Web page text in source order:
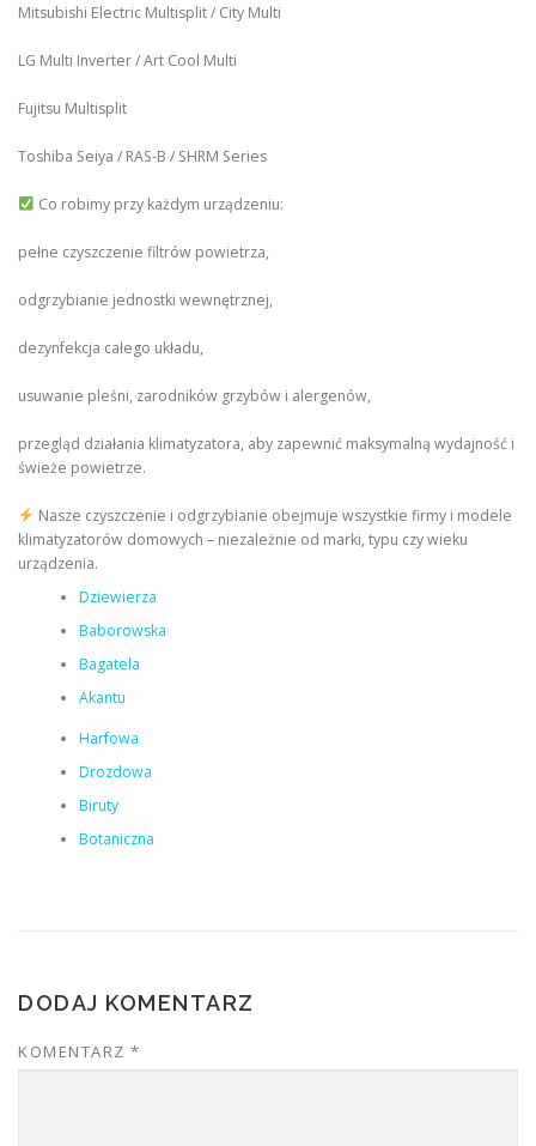
Mitsubishi Electric Multisplit / City Multi
LG Multi Inverter / Art Cool Multi
Fujitsu Multisplit
Toshiba Seiya / RAS-B / SHRM Series
Co robimy przy każdym urządzeniu:
pełne czyszczenie filtrów powietrza,
odgrzybianie jednostki wewnętrznej,
dezynfekcja całego układu,
usuwanie pleśni, zarodników grzybów i alergenów,
przegląd działania klimatyzatora, aby zapewnić maksymalną wydajność i
świeże powietrze.
Nasze czyszczenie i odgrzybianie obejmuje wszystkie firmy i modele
klimatyzatorów domowych – niezależnie od marki, typu czy wieku
urządzenia.
Dziewierza
Baborowska
Bagatela
Akantu
Harfowa
Drozdowa
Biruty
Botaniczna
DODAJ KOMENTARZ
KOMENTARZ *